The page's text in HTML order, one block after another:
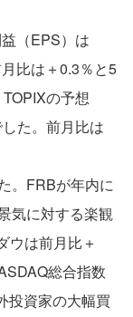
（EPS）は
比は＋0.3％と5
の予想
た。前月比は
。FRBが年内に
気に対する楽観
ウは前月比＋
総合指数
投資家の大幅買